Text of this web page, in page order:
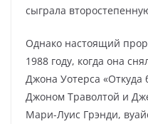
сыграла
Однако настоящий
1988 году, когда она
Джона Уотерса «Откуда
Джоном Траволтой и
Мари-Луис Грэнди,